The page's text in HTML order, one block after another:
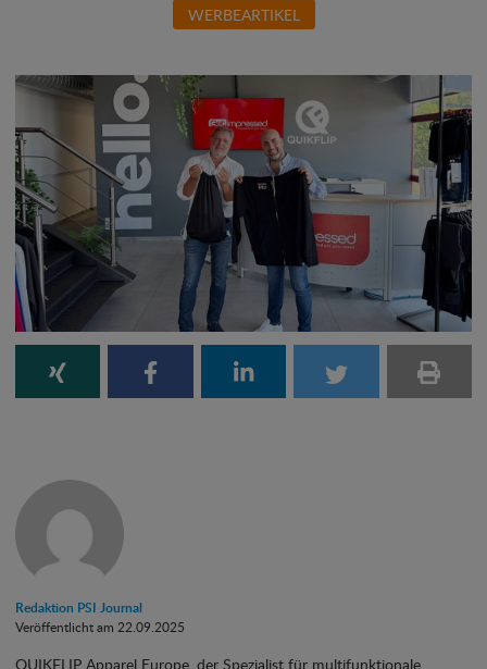
WERBEARTIKEL
Redaktion PSI Journal
Veröffentlicht am 22.09.2025
QUIKFLIP Apparel Europe, der Spezialist für multifunktionale